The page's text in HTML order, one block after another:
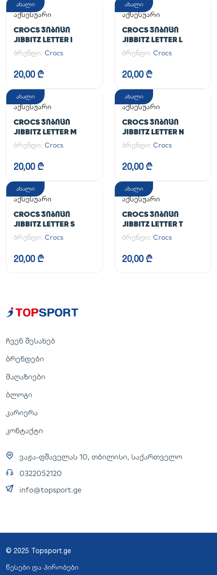
ახალი
აქსესუარი
CROCS ᲯᲘᲑᲘᲪᲘ
JIBBITZ LETTER I
ბრენდი: Crocs
20,00 ₾
ახალი
აქსესუარი
CROCS ᲯᲘᲑᲘᲪᲘ
JIBBITZ LETTER L
ბრენდი: Crocs
20,00 ₾
ახალი
აქსესუარი
CROCS ᲯᲘᲑᲘᲪᲘ
JIBBITZ LETTER M
ბრენდი: Crocs
20,00 ₾
ახალი
აქსესუარი
CROCS ᲯᲘᲑᲘᲪᲘ
JIBBITZ LETTER N
ბრენდი: Crocs
20,00 ₾
ახალი
აქსესუარი
CROCS ᲯᲘᲑᲘᲪᲘ
JIBBITZ LETTER S
ბრენდი: Crocs
20,00 ₾
ახალი
აქსესუარი
CROCS ᲯᲘᲑᲘᲪᲘ
JIBBITZ LETTER T
ბრენდი: Crocs
20,00 ₾
ჩვენ შესახებ
ბრენდები
მაღაზიები
ბლოგი
კარიერა
კონტაქტი
ვაჟა-ფშაველას 10, თბილისი, საქართველო
0322052120
info@topsport.ge
© 2025 Topsport.ge
წესები და პირობები